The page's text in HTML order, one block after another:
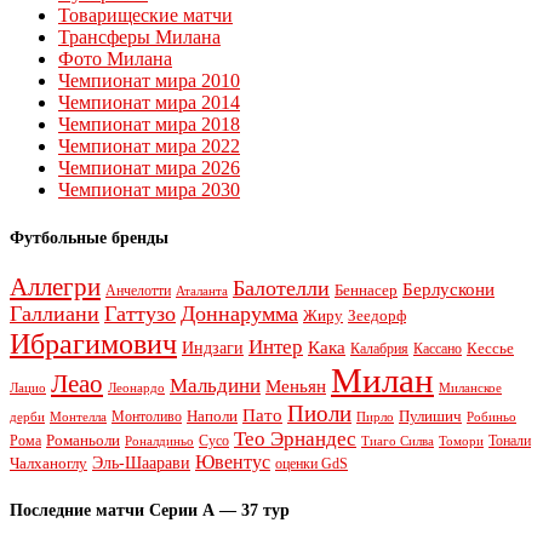
Товарищеские матчи
Трансферы Милана
Фото Милана
Чемпионат мира 2010
Чемпионат мира 2014
Чемпионат мира 2018
Чемпионат мира 2022
Чемпионат мира 2026
Чемпионат мира 2030
Футбольные бренды
Аллегри Анчелотти Аталанта Балотелли Беннасер Берлускони
Галлиани Гаттузо Доннарумма Жиру Зеедорф
Ибрагимович Индзаги Интер Кака Калабрия Кассано Кессье
Лацио Леао Леонардо Мальдини Меньян Милан Миланское
дерби Монтелла Монтоливо Наполи Пато Пиоли Пирло Пулишич Робиньо
Рома Романьоли Роналдиньо Сусо Тео Эрнандес Тиаго Силва Томори Тонали
Чалханоглу Эль-Шаарави Ювентус оценки GdS
Последние матчи Серии А — 37 тур